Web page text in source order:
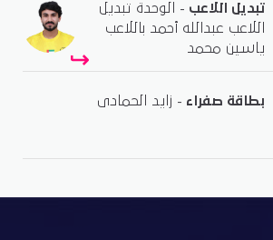
تبديل اللاعب - الوحدة تبديل
اللاعب عبدالله أحمد باللاعب
ياسين محمد
بطاقة صفراء - زايد الحمادى